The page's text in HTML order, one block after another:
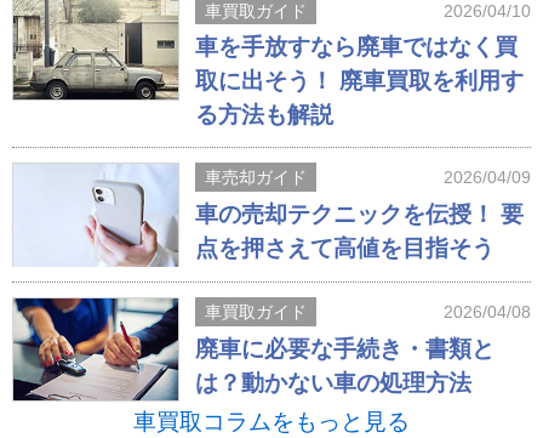
車買取ガイド 2026/04/10
車を手放すなら廃車ではなく買
取に出そう！ 廃車買取を利用す
る方法も解説
車売却ガイド 2026/04/09
車の売却テクニックを伝授！ 要
点を押さえて高値を目指そう
車買取ガイド 2026/04/08
廃車に必要な手続き・書類と
は？動かない車の処理方法
車買取コラムをもっと見る